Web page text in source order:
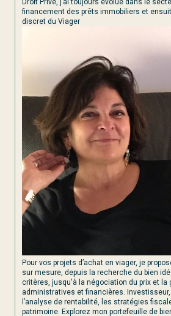
financement des prêts immobiliers et
discret du Viager
Pour vos projets d’achat en viager, je
sur mesure, depuis la recherche du bien
critères, jusqu'à la négociation du prix et la
administratives et financières.
l’analyse de rentabilité, les stratégies
patrimoine. Explorez mon portefeuille de